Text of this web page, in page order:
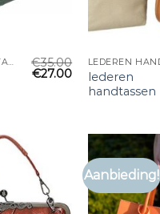
LEDEREN HANDTASSEN €35.00
€27.00
lederen
handtassen
Aanbieding!